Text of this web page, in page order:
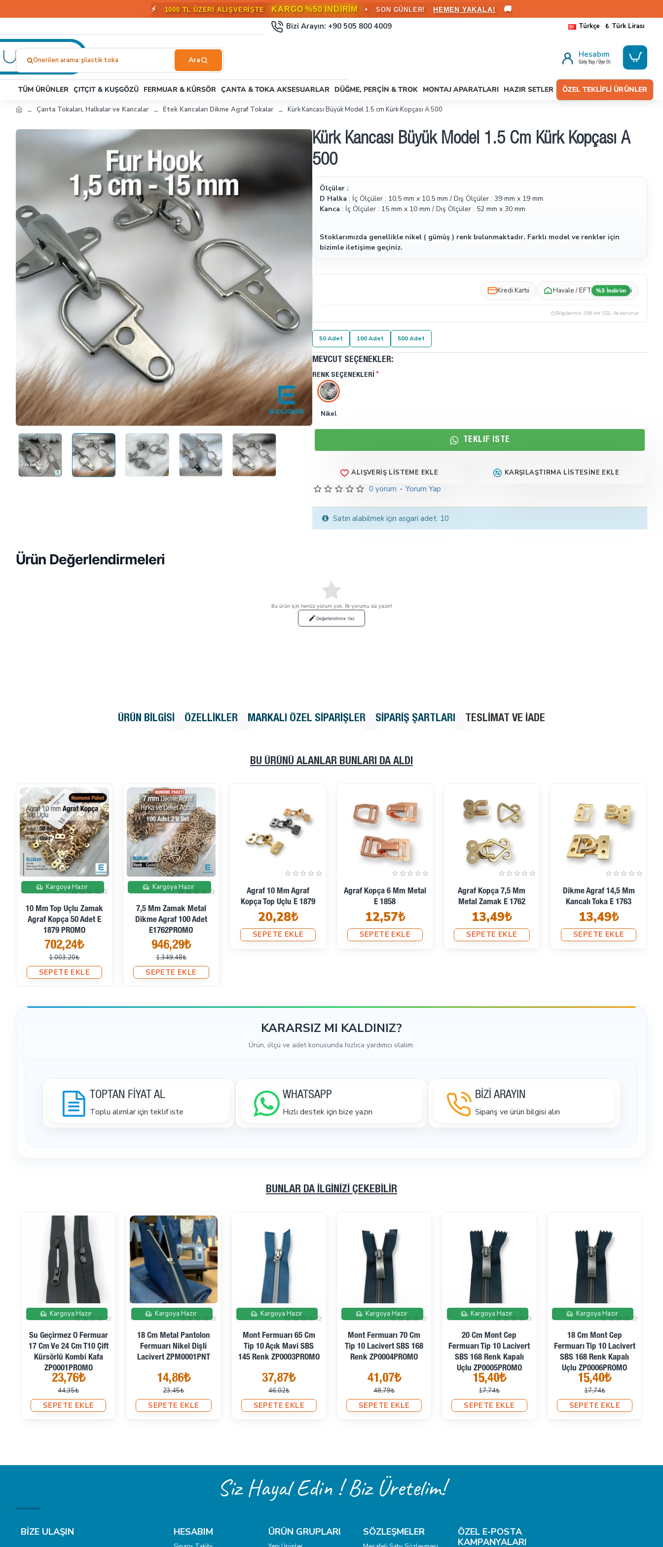
⚡ 1000 TL ÜZERİ ALIŞVERİŞTE KARGO %50 İNDİRİM • SON GÜNLER! HEMEN YAKALA! 🚚
Bizi Arayın: +90 505 800 4009 Türkçe ₺ Türk Lirası
Aramıştınız?...
Önerilen arama: plastik toka
Hesabım
Giriş Yap / Üye Ol
TÜM ÜRÜNLER ÇITÇIT & KUŞGÖZÜ FERMUAR & KÜRSÖR ÇANTA & TOKA AKSESUARLAR DÜĞME, PERÇIN & TROK MONTAJ APARATLARI HAZIR SETLER ÖZEL TEKLIFLI ÜRÜNLER
Çanta Tokaları, Halkalar ve Kancalar Etek Kancaları Dikme Agraf Tokalar Kürk Kancası Büyük Model 1.5 cm Kürk Kopçası A 500
Ön Sipariş
Kürk Kancası Büyük Model 1.5 Cm Kürk Kopçası A
500
Ölçüler :
D Halka : İç Ölçüler : 10,5 mm x 10,5 mm / Dış Ölçüler : 39 mm x 19 mm
Kanca : İç Ölçüler : 15 mm x 10 mm / Dış Ölçüler : 52 mm x 30 mm
Stoklarımızda genellikle nikel ( gümüş ) renk bulunmaktadır. Farklı model ve renkler için
bizimle iletişime geçiniz.
Kredi Kartıi Havale / EFT %3 İndirim i
Bilgileriniz 256-bit SSL ile korunur
0 yorum - Yorum Yap
50 Adet 100 Adet 500 Adet
MEVCUT SEÇENEKLER:
RENK SEÇENEKLERI
Nikel
TEKLIF İSTE
ALIŞVERIŞ LISTEME EKLE KARŞILAŞTIRMA LISTESINE EKLE
Satın alabilmek için asgari adet: 10
Ürün Değerlendirmeleri
Bu ürün için henüz yorum yok. İlk yorumu siz yazın!
Değerlendirme Yaz
ÜRÜN BILGISI ÖZELLIKLER MARKALI ÖZEL SIPARIŞLER SIPARIŞ ŞARTLARI TESLIMAT VE İADE
BU ÜRÜNÜ ALANLAR BUNLARI DA ALDI
Agraf Kopça 7,5 Mm
13,49₺
SEPETE EKLE
Dikme Agraf 14,5 Mm
13,49₺
SEPETE EKLE
Geçmeli Kemer Tokası 2
Cm Kolon Genişliği
DM00017
25,66₺
Metal Agraf Kopça 14
Mm Metal Zamak E 1796
15,75₺
SEPETE EKLE
Metal Agraf Kopça 20
Mm Metal Zamak E 1741
13,49₺
SEPETE EKLE
Metal Geçmeli Agraf
21mm Toka E 543
41,69₺
SEPETE EKLE
KARARSIZ MI KALDINIZ?
Ürün, ölçü ve adet konusunda hızlıca yardımcı olalım.
TOPTAN FİYAT AL
Toplu alımlar için teklif iste
WHATSAPP
Hızlı destek için bize yazın
BİZİ ARAYIN
Sipariş ve ürün bilgisi alın
BUNLAR DA İLGINIZI ÇEKEBILIR
İndirimde
Kargoya Hazır
Su Geçirmez O Fermuar
17 Cm Ve 24 Cm T10 Çift
Kürsörlü Kombi Kafa
ZP0001PROMO
23,76₺
44,35₺
SEPETE EKLE
İndirimde
Kargoya Hazır
18 Cm Metal Pantolon
Fermuarı Nikel Dişli
Lacivert ZPM0001PNT
14,86₺
23,45₺
SEPETE EKLE
İndirimde
Kargoya Hazır
Mont Fermuarı 65 Cm
Tip 10 Açık Mavi SBS
145 Renk ZP0003PROMO
37,87₺
46,02₺
SEPETE EKLE
İndirimde
Kargoya Hazır
Mont Fermuarı 70 Cm
Tip 10 Lacivert SBS 168
Renk ZP0004PROMO
41,07₺
48,79₺
SEPETE EKLE
İndirimde
Kargoya Hazır
20 Cm Mont Cep
Fermuarı Tip 10 Lacivert
SBS 168 Renk Kapalı
Uçlu ZP0005PROMO
15,40₺
17,74₺
SEPETE EKLE
İndirimde
Kargoya Hazır
18 Cm Mont Cep
Fermuarı Tip 10 Lacivert
SBS 168 Renk Kapalı
Uçlu ZP0006PROMO
15,40₺
17,74₺
SEPETE EKLE
Siz Hayal Edin ! Biz Üretelim!
BİZE ULAŞIN HESABIM ÜRÜN GRUPLARI SÖZLEŞMELER
ÖZEL E-POSTA
KAMPANYALARI